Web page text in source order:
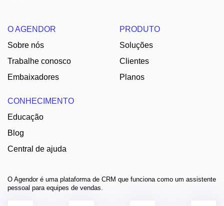
O AGENDOR
Sobre nós
Trabalhe conosco
Embaixadores
PRODUTO
Soluções
Clientes
Planos
CONHECIMENTO
Educação
Blog
Central de ajuda
O Agendor é uma plataforma de CRM que funciona como um assistente
pessoal para equipes de vendas.